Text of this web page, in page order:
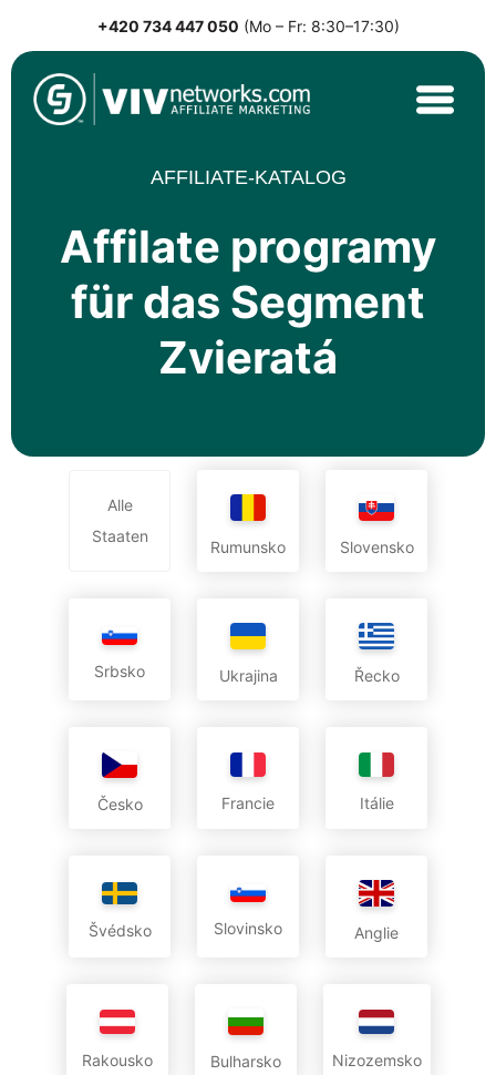
to
content
+420 734 447 050 (Mo – Fr: 8:30–17:30)
VIVnetworks.com
Nejvýkonnější affiliate síť v CEE
AFFILIATE-KATALOG
Affilate programy
für das Segment
Zvieratá
Alle
Staaten
Rumunsko Slovensko
Srbsko Ukrajina Řecko
Česko Francie Itálie
Švédsko Slovinsko Anglie
Rakousko Bulharsko Nizozemsko